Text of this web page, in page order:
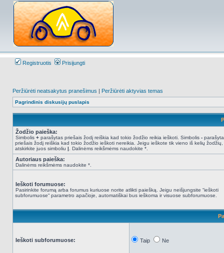
Registruotis Prisijungti
Peržiūrėti neatsakytus pranešimus | Peržiūrėti aktyvias temas
Pagrindinis diskusijų puslapis
Žodžio paieška:
Simbolis + parašytas priešais žodį reiškia kad tokio žodžio reikia ieškoti. Simbolis -
priešais žodį reiškia kad tokio žodžio ieškoti nereikia. Jeigu ieškote tik vieno iš kelių žodžių,
atskirkite juos simboliu | . Dalinėms reikšmėms naudokite *.
Autoriaus paieška:
Dalinėms reikšmėms naudokite *.
Ieškoti forumuose:
Pasirinkite forumą arba forumus kuriuose norite atlikti paiešką. Jeigu neišjungsite “ieškoti
subforumuose“ parametro apačioje, automatiškai bus ieškoma ir visuose subforumuose.
Ieškoti subforumuose: Taip Ne